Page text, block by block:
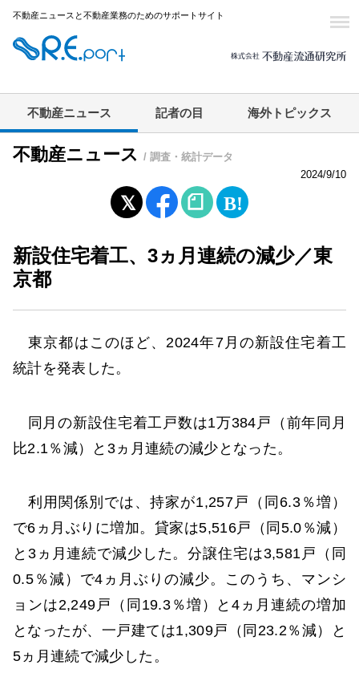
不動産ニュースと不動産業務のためのサポートサイト
不動産ニュース 記者の目 海外トピックス
不動産ニュース / 調査・統計データ
2024/9/10
新設住宅着工、3ヵ月連続の減少／東
京都
東京都はこのほど、2024年7月の新設住宅着工
統計を発表した。
同月の新設住宅着工戸数は1万384戸（前年同月
比2.1％減）と3ヵ月連続の減少となった。
利用関係別では、持家が1,257戸（同6.3％増）
で6ヵ月ぶりに増加。貸家は5,516戸（同5.0％減）
と3ヵ月連続で減少した。分譲住宅は3,581戸（同
0.5％減）で4ヵ月ぶりの減少。このうち、マンシ
ョンは2,249戸（同19.3％増）と4ヵ月連続の増加
となったが、一戸建ては1,309戸（同23.2％減）と
5ヵ月連続で減少した。